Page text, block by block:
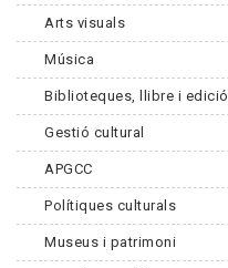
Arts visuals
Música
Biblioteques, llibre i edició
Gestió cultural
APGCC
Polítiques culturals
Museus i patrimoni